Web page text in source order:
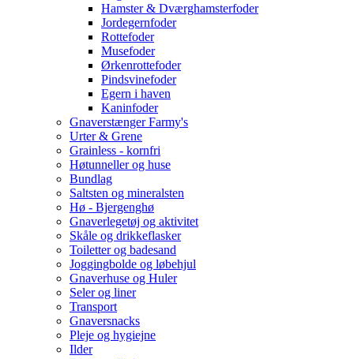
Hamster & Dværghamsterfoder
Jordegernfoder
Rottefoder
Musefoder
Ørkenrottefoder
Pindsvinefoder
Egern i haven
Kaninfoder
Gnaverstænger Farmy's
Urter & Grene
Grainless - kornfri
Høtunneller og huse
Bundlag
Saltsten og mineralsten
Hø - Bjergenghø
Gnaverlegetøj og aktivitet
Skåle og drikkeflasker
Toiletter og badesand
Joggingbolde og løbehjul
Gnaverhuse og Huler
Seler og liner
Transport
Gnaversnacks
Pleje og hygiejne
Ilder